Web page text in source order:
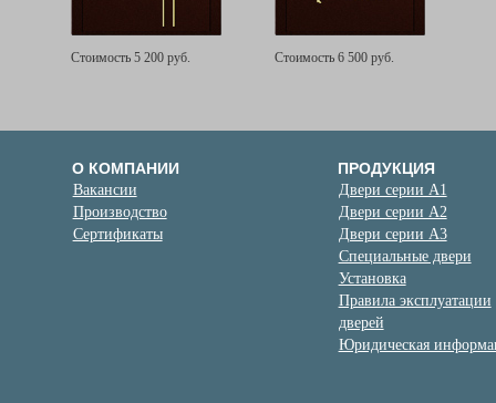
Стоимость 5 200 руб. Стоимость 6 500 руб.
О КОМПАНИИ
Вакансии
Производство
Сертификаты
ПРОДУКЦИЯ
Двери серии А1
Двери серии А2
Двери серии А3
Специальные двери
Установка
Правила эксплуатации
дверей
Юридическая